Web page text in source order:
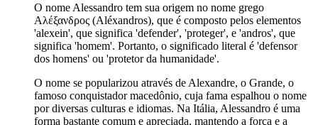
O nome Alessandro tem sua origem no nome grego
Αλέξανδρος (Aléxandros), que é composto pelos elementos
'alexein', que significa 'defender', 'proteger', e 'andros', que
significa 'homem'. Portanto, o significado literal é 'defensor
dos homens' ou 'protetor da humanidade'.
O nome se popularizou através de Alexandre, o Grande, o
famoso conquistador macedônio, cuja fama espalhou o nome
por diversas culturas e idiomas. Na Itália, Alessandro é uma
forma bastante comum e apreciada, mantendo a força e a